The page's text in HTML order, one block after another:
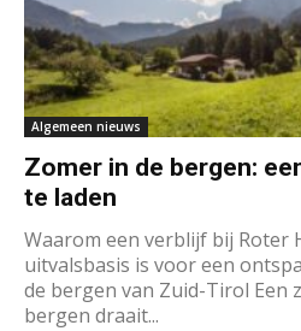
Algemeen nieuws
Zomer in de bergen:
te laden
Waarom een verblijf bij Roter
uitvalsbasis is voor een
de bergen van Zuid-Tirol Een
bergen draait...